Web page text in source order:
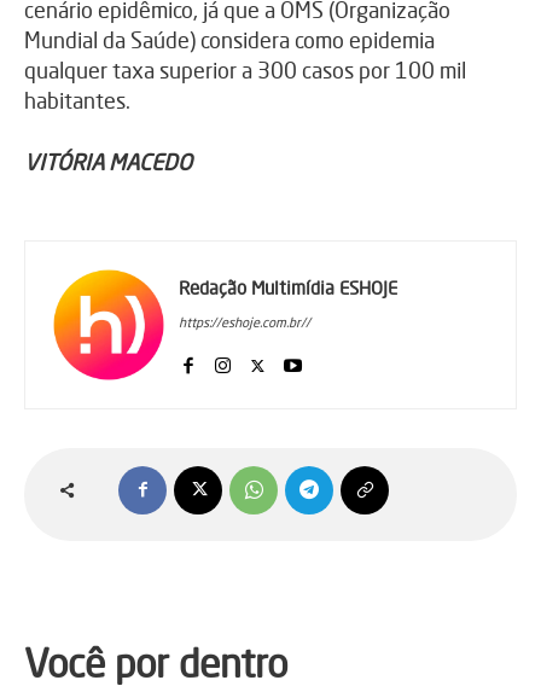
cenário epidêmico, já que a OMS (Organização
Mundial da Saúde) considera como epidemia
qualquer taxa superior a 300 casos por 100 mil
habitantes.
VITÓRIA MACEDO
Redação Multimídia ESHOJE
https://eshoje.com.br//
Você por dentro